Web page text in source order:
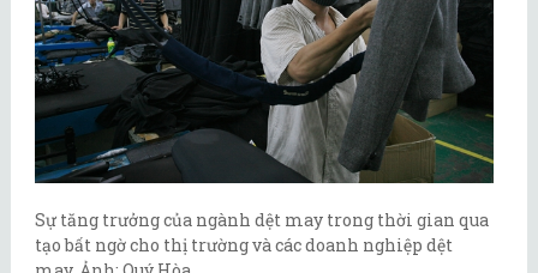
Sự tăng trưởng của ngành dệt may trong thời gian qua
tạo bất ngờ cho thị trường và các doanh nghiệp dệt